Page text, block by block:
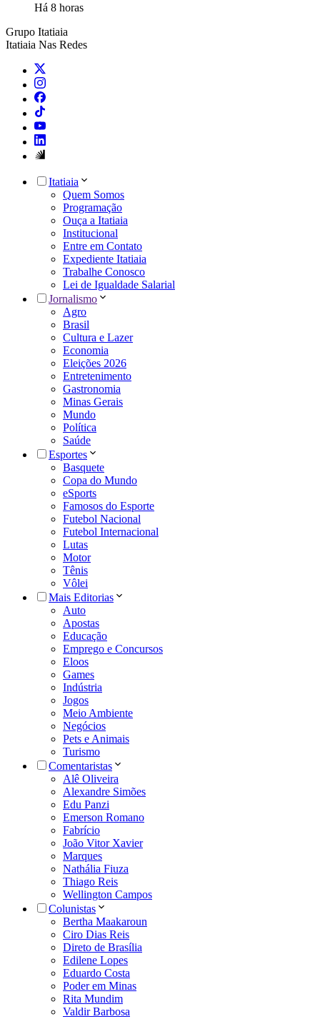
Há 8 horas
Grupo Itatiaia
Itatiaia Nas Redes
Itatiaia
Quem Somos
Programação
Ouça a Itatiaia
Institucional
Entre em Contato
Expediente Itatiaia
Trabalhe Conosco
Lei de Igualdade Salarial
Jornalismo
Agro
Brasil
Cultura e Lazer
Economia
Eleições 2026
Entretenimento
Gastronomia
Minas Gerais
Mundo
Política
Saúde
Esportes
Basquete
Copa do Mundo
eSports
Famosos do Esporte
Futebol Nacional
Futebol Internacional
Lutas
Motor
Tênis
Vôlei
Mais Editorias
Auto
Apostas
Educação
Emprego e Concursos
Eloos
Games
Indústria
Jogos
Meio Ambiente
Negócios
Pets e Animais
Turismo
Comentaristas
Alê Oliveira
Alexandre Simões
Edu Panzi
Emerson Romano
Fabrício
João Vitor Xavier
Marques
Nathália Fiuza
Thiago Reis
Wellington Campos
Colunistas
Bertha Maakaroun
Ciro Dias Reis
Direto de Brasília
Edilene Lopes
Eduardo Costa
Poder em Minas
Rita Mundim
Valdir Barbosa